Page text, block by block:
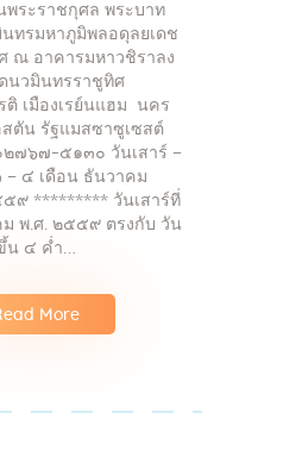
พระราชกุศล พระบาท
นทรมหาภูมิพลอดุลยเดช
ณ อาคารมหาวชิราลง
นวมินทรราชูทิศ
ติ เมืองเรย์นแฮม นคร
ตัน รัฐแมสซาซูเซสต์
๒๗๖๗-๕๑๓๐ วันเสาร์ –
– ๔ เดือน ธันวาคม
๙ ********* วันเสาร์ที่
พ.ศ. ๒๕๕๙ ตรงกับ วัน
น ๔ ค่ำ…
More